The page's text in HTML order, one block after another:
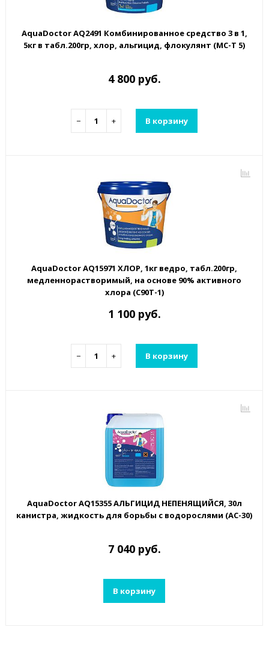
AquaDoctor AQ2491 Комбинированное средство 3 в 1,
5кг в табл.200гр, хлор, альгицид, флокулянт (MC-T 5)
4 800 руб.
− + В корзину
AquaDoctor AQ15971 ХЛОР, 1кг ведро, табл.200гр,
медленнорастворимый, на основе 90% активного
хлора (C90T-1)
1 100 руб.
− + В корзину
AquaDoctor AQ15355 АЛЬГИЦИД НЕПЕНЯЩИЙСЯ, 30л
канистра, жидкость для борьбы с водорослями (AC-30)
7 040 руб.
В корзину